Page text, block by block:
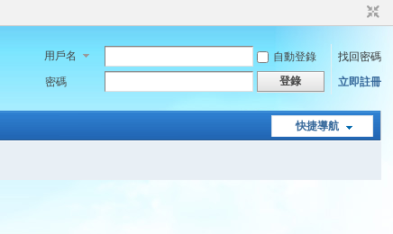
用戶名 自動登錄
找回密碼
密碼
登錄 立即註冊
快捷導航